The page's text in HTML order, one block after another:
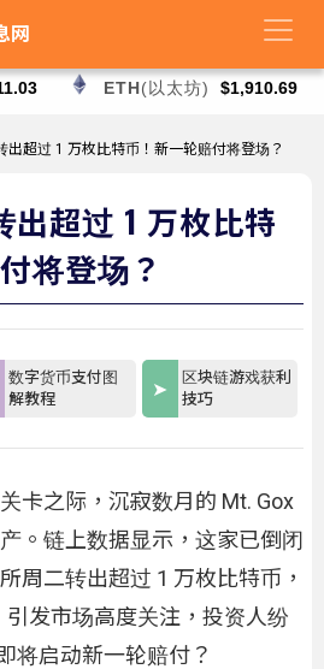
网
ETH(以太坊) $1,910.69
出超过 1 万枚比特币！新一轮赔付将登场？
出超过 1 万枚比特
将登场？
数字货币支付图
解教程
区块链游戏获利
技巧
卡之际，沉寂数月的 Mt. Gox
。链上数据显示，这家已倒闭
周二转出超过 1 万枚比特币，
发市场高度关注，投资人纷
将启动新一轮赔付？